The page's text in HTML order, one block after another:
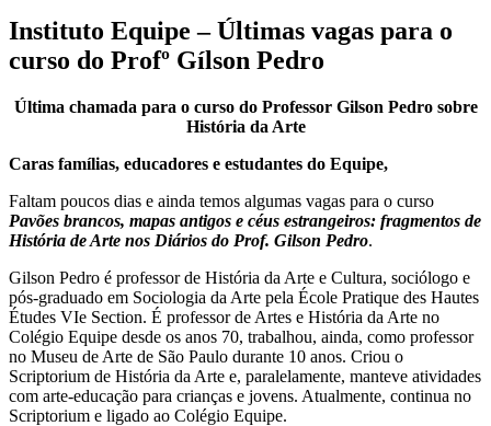
Instituto Equipe – Últimas vagas para o
curso do Profº Gílson Pedro
Última chamada para o curso do Professor Gilson Pedro sobre
História da Arte
Caras famílias, educadores e estudantes do Equipe,
Faltam poucos dias e ainda temos algumas vagas para o curso
Pavões brancos, mapas antigos e céus estrangeiros: fragmentos de
História de Arte nos Diários do Prof. Gilson Pedro.
Gilson Pedro é professor de História da Arte e Cultura, sociólogo e
pós-graduado em Sociologia da Arte pela École Pratique des Hautes
Études VIe Section. É professor de Artes e História da Arte no
Colégio Equipe desde os anos 70, trabalhou, ainda, como professor
no Museu de Arte de São Paulo durante 10 anos. Criou o
Scriptorium de História da Arte e, paralelamente, manteve atividades
com arte-educação para crianças e jovens. Atualmente, continua no
Scriptorium e ligado ao Colégio Equipe.